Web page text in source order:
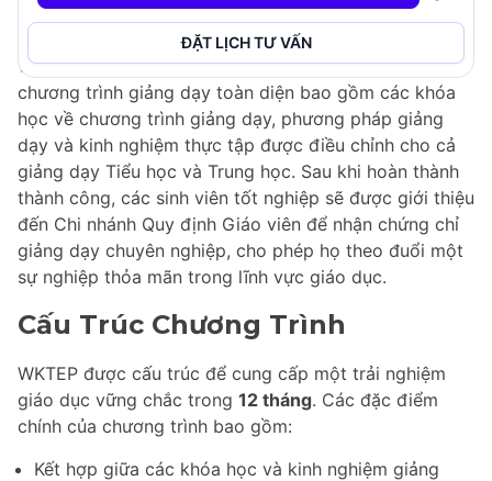
trình sau đại học12 thángđược thiết kế cho những cá
nhân có mục tiêu giảng dạy tại các khu vực nông thôn
và trường học nhỏ. Chương trình này cung cấp một
chương trình giảng dạy toàn diện bao gồm các khóa
học về chương trình giảng dạy, phương pháp giảng
dạy và kinh nghiệm thực tập được điều chỉnh cho cả
giảng dạy Tiểu học và Trung học. Sau khi hoàn thành
thành công, các sinh viên tốt nghiệp sẽ được giới thiệu
đến Chi nhánh Quy định Giáo viên để nhận chứng chỉ
giảng dạy chuyên nghiệp, cho phép họ theo đuổi một
sự nghiệp thỏa mãn trong lĩnh vực giáo dục.
Cấu Trúc Chương Trình
WKTEP được cấu trúc để cung cấp một trải nghiệm
giáo dục vững chắc trong 12 tháng. Các đặc điểm
chính của chương trình bao gồm:
Kết hợp giữa các khóa học và kinh nghiệm giảng
ĐẶT LỊCH TƯ VẤN